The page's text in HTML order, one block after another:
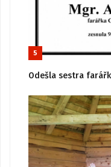
5
Odešla sestra